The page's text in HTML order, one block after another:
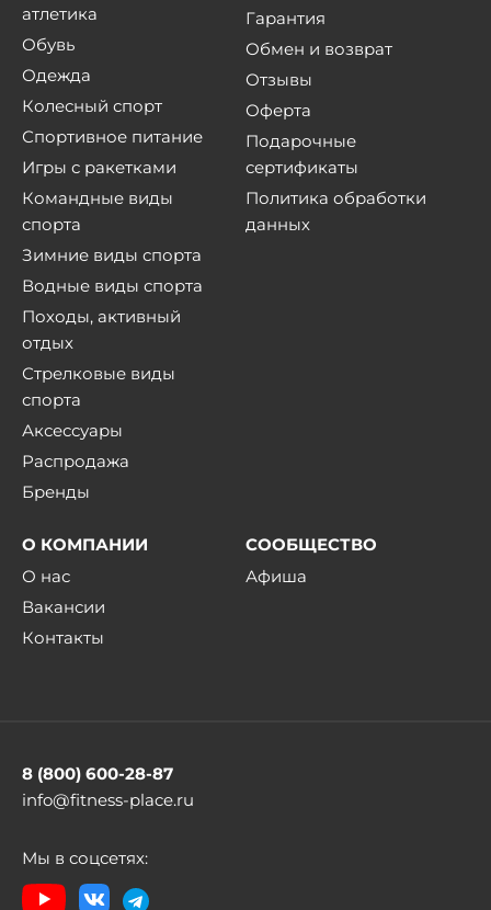
атлетика
Обувь
Одежда
Колесный спорт
Спортивное питание
Игры с ракетками
Командные виды
спорта
Зимние виды спорта
Водные виды спорта
Походы, активный
отдых
Стрелковые виды
спорта
Аксессуары
Распродажа
Бренды
Гарантия
Обмен и возврат
Отзывы
Оферта
Подарочные
сертификаты
Политика обработки
данных
О КОМПАНИИ
О нас
Вакансии
Контакты
СООБЩЕСТВО
Афиша
8 (800) 600-28-87
info@fitness-place.ru
Мы в соцсетях: